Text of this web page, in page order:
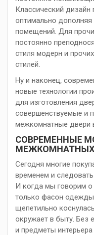
Классический
оптимально дополняя
помещений. Для
постоянно
стиля модерн и
стилей.
Ну и наконец,
новые технологии
для изготовления
совершенствуемые и
межкомнатные двери
СОВРЕМЕННЫЕ
МЕЖКОМНАТНЫХ
Сегодня многие
временем и
И когда мы говорим
только фасон
щепетильно
окружает в быту. Без
и предметы